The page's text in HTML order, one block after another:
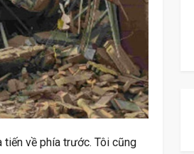
về phía trước. Tôi cũng